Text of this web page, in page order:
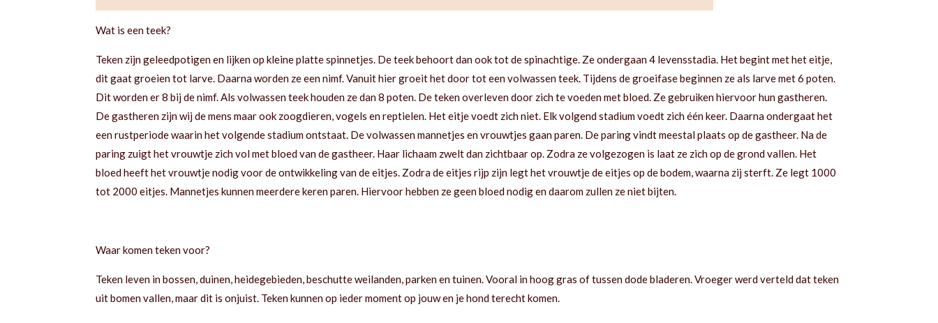
Wat is een teek?
Teken zijn geleedpotigen en lijken op kleine platte spinnetjes. De teek behoort dan ook tot de spinachtige. Ze ondergaan 4 levensstadia. Het begint met het eitje,
dit gaat groeien tot larve. Daarna worden ze een nimf. Vanuit hier groeit het door tot een volwassen teek. Tijdens de groeifase beginnen ze als larve met 6 poten.
Dit worden er 8 bij de nimf. Als volwassen teek houden ze dan 8 poten. De teken overleven door zich te voeden met bloed. Ze gebruiken hiervoor hun gastheren.
De gastheren zijn wij de mens maar ook zoogdieren, vogels en reptielen. Het eitje voedt zich niet. Elk volgend stadium voedt zich één keer. Daarna ondergaat het
een rustperiode waarin het volgende stadium ontstaat. De volwassen mannetjes en vrouwtjes gaan paren. De paring vindt meestal plaats op de gastheer. Na de
paring zuigt het vrouwtje zich vol met bloed van de gastheer. Haar lichaam zwelt dan zichtbaar op. Zodra ze volgezogen is laat ze zich op de grond vallen. Het
bloed heeft het vrouwtje nodig voor de ontwikkeling van de eitjes. Zodra de eitjes rijp zijn legt het vrouwtje de eitjes op de bodem, waarna zij sterft. Ze legt 1000
tot 2000 eitjes. Mannetjes kunnen meerdere keren paren. Hiervoor hebben ze geen bloed nodig en daarom zullen ze niet bijten.
Waar komen teken voor?
Teken leven in bossen, duinen, heidegebieden, beschutte weilanden, parken en tuinen. Vooral in hoog gras of tussen dode bladeren. Vroeger werd verteld dat teken
uit bomen vallen, maar dit is onjuist. Teken kunnen op ieder moment op jouw en je hond terecht komen.